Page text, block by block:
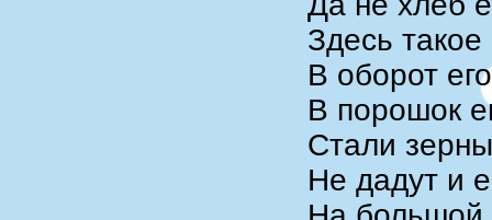
Здесь
В оборот
В порошок
Стали
Не дадут и